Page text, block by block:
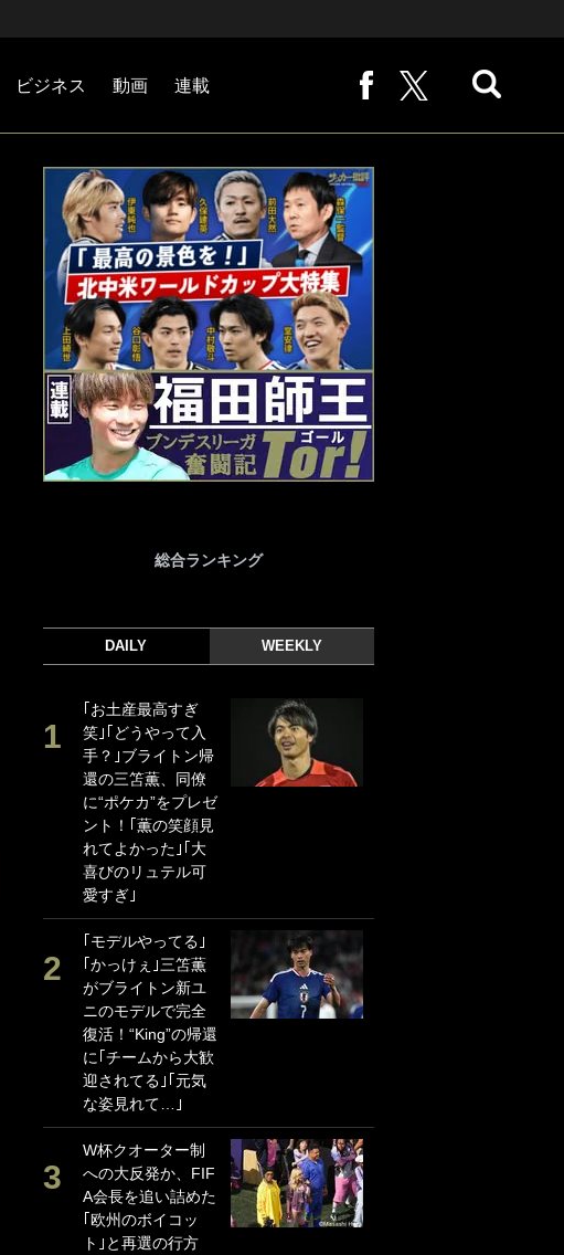
ビジネス 動画 連載
総合ランキング
DAILY WEEKLY
｢お土産最高すぎ
笑｣｢どうやって入
手？｣ブライトン帰
還の三笘薫、同僚
に“ポケカ”をプレゼ
ント！｢薫の笑顔見
れてよかった｣｢大
喜びのリュテル可
愛すぎ｣
｢モデルやってる｣
｢かっけぇ｣三笘薫
がブライトン新ユ
ニのモデルで完全
復活！“King”の帰還
に｢チームから大歓
迎されてる｣｢元気
な姿見れて…｣
W杯クオーター制
への大反発か、FIF
A会長を追い詰めた
｢欧州のボイコッ
ト｣と再選の行方